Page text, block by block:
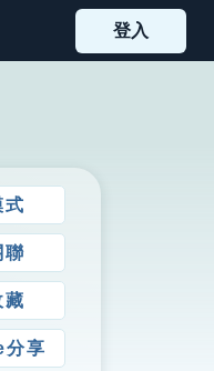
登入
式
聯
藏
享